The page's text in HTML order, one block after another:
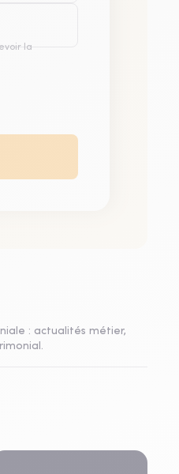
la
: actualités métier,